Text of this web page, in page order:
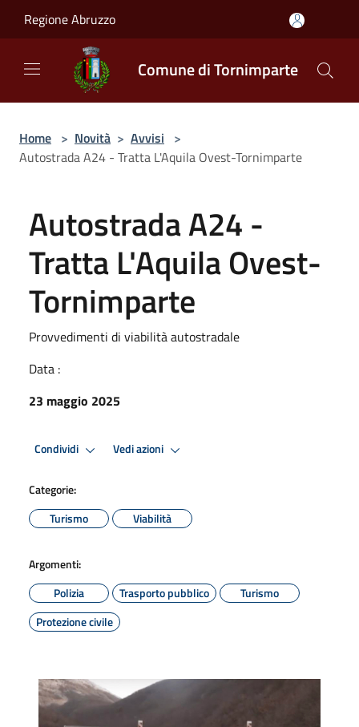
Regione Abruzzo
Comune di Tornimparte
Home > Novità > Avvisi >
Autostrada A24 - Tratta L'Aquila Ovest-Tornimparte
Autostrada A24 -
Tratta L'Aquila Ovest-
Tornimparte
Provvedimenti di viabilità autostradale
Data :
23 maggio 2025
Condividi Vedi azioni
Categorie:
Turismo
Viabilità
Argomenti:
Polizia
Trasporto pubblico
Turismo
Protezione civile